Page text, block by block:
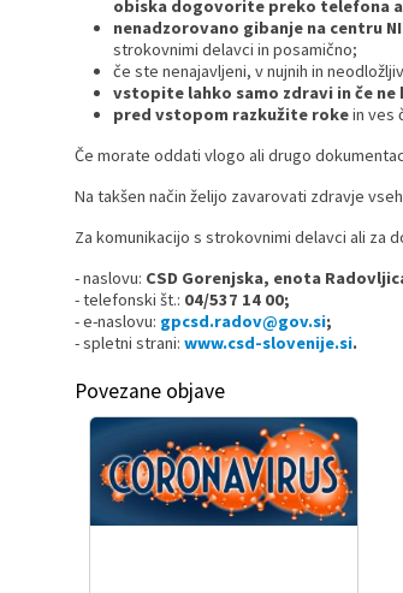
obiska dogovorite preko telefona
nenadzorovano gibanje na centru
strokovnimi delavci in posamično;
če ste nenajavljeni, v nujnih in
vstopite lahko samo zdravi in če
pred vstopom razkužite rokein ves
Če morate oddati vlogo ali drugo
Na takšen način želijo zavarovati zdravje
Za komunikacijo s strokovnimi delavci ali za
- naslovu: CSD Gorenjska, enota
- telefonski št.: 04/537 14 00;
- e-naslovu: gpcsd.radov@gov.si;
- spletni strani: www.csd-slovenije.si.
Povezane objave